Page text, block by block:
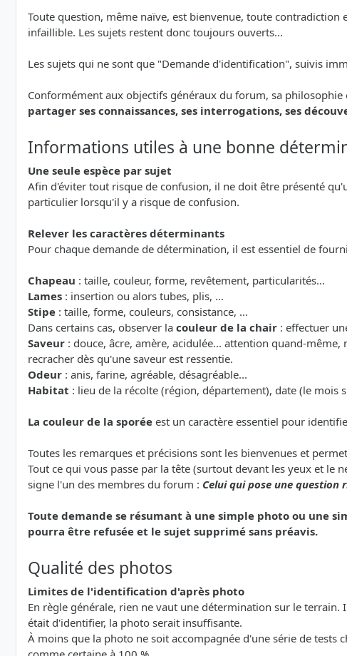
Toute question, même naïve, est bienvenue, toute
infaillible. Les sujets restent donc toujours ouverts...
Les sujets qui ne sont que "Demande d'identification", suivis
Conformément aux objectifs généraux du forum, sa philosophie
partager ses connaissances, ses interrogations, ses
Informations utiles à une bonne
Une seule espèce par sujet
Afin d'éviter tout risque de confusion, il ne doit être présenté
particulier lorsqu'il y a risque de confusion.
Relever les caractères déterminants
Pour chaque demande de détermination, il est essentiel de
Chapeau : taille, couleur, forme, revêtement, particularités...
Lames : insertion ou alors tubes, plis, ...
Stipe : taille, forme, couleurs, consistance, ...
Dans certains cas, observer la couleur de la chair : effectuer
Saveur : douce, âcre, amère, acidulée... attention quand-
recracher dès qu'une saveur est ressentie.
Odeur : anis, farine, agréable, désagréable...
Habitat : lieu de la récolte (région, département), date (le
La couleur de la sporée est un caractère essentiel pour
Toutes les remarques et précisions sont les bienvenues et
Tout ce qui vous passe par la tête (surtout devant les yeux et le
signe l'un des membres du forum : Celui qui pose une question
Toute demande se résumant à une simple photo ou une
pourra être refusée et le sujet supprimé sans préavis.
Qualité des photos
Limites de l'identification d'après photo
En règle générale, rien ne vaut une détermination sur le
était d'identifier, la photo serait insuffisante.
À moins que la photo ne soit accompagnée d'une série de